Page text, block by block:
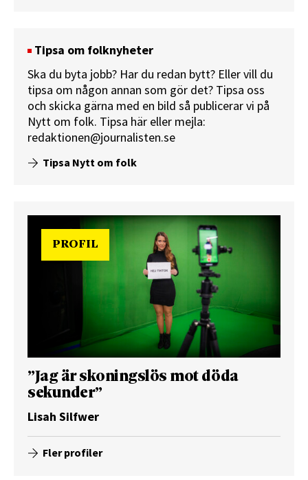
Tipsa om folknyheter
Ska du byta jobb? Har du redan bytt? Eller vill du
tipsa om någon annan som gör det? Tipsa oss
och skicka gärna med en bild så publicerar vi på
Nytt om folk. Tipsa här eller mejla:
redaktionen@journalisten.se
Tipsa Nytt om folk
PROFIL
”Jag är skoningslös mot döda
sekunder”
Lisah Silfwer
Fler profiler